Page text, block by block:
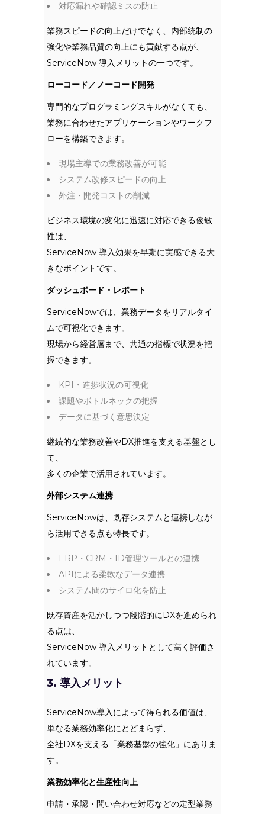
対応漏れや確認ミスの防止
業務スピードの向上だけでなく、内部統制の
強化や業務品質の向上にも貢献する点が、
ServiceNow 導入メリットの一つです。
ローコード／ノーコード開発
専門的なプログラミングスキルがなくても、
業務に合わせたアプリケーションやワークフ
ローを構築できます。
現場主導での業務改善が可能
システム改修スピードの向上
外注・開発コストの削減
ビジネス環境の変化に迅速に対応できる俊敏
性は、
ServiceNow 導入効果を早期に実感できる大
きなポイントです。
ダッシュボード・レポート
ServiceNowでは、業務データをリアルタイ
ムで可視化できます。
現場から経営層まで、共通の指標で状況を把
握できます。
KPI・進捗状況の可視化
課題やボトルネックの把握
データに基づく意思決定
継続的な業務改善やDX推進を支える基盤とし
て、
多くの企業で活用されています。
外部システム連携
ServiceNowは、既存システムと連携しなが
ら活用できる点も特長です。
ERP・CRM・ID管理ツールとの連携
APIによる柔軟なデータ連携
システム間のサイロ化を防止
既存資産を活かしつつ段階的にDXを進められ
る点は、
ServiceNow 導入メリットとして高く評価さ
れています。
3. 導入メリット
ServiceNow導入によって得られる価値は、
単なる業務効率化にとどまらず、
全社DXを支える「業務基盤の強化」にありま
す。
業務効率化と生産性向上
申請・承認・問い合わせ対応などの定型業務